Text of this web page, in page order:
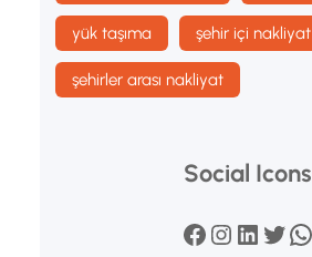
yük taşıma şehir içi nakliyat
şehirler arası nakliyat
Social Icons
Facebook Instagram LinkedIn Twitter WhatsApp